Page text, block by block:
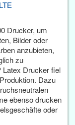
Drucker, um
Bilder oder
anzubieten,
zu
Latex Drucker fiel
Dazu
ebenso drucken
oder